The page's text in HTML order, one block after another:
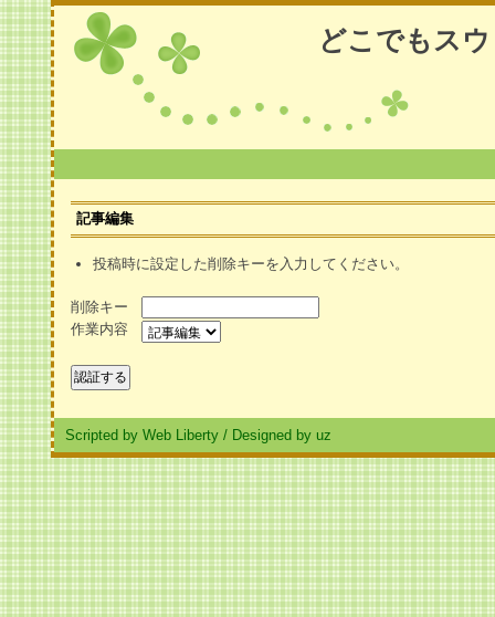
どこでもス
記事編集
投稿時に設定した削除キーを入力してください。
削除キー
作業内容
Scripted by Web Liberty / Designed by uz